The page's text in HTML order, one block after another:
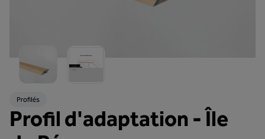
Profilés
Profil d'adaptation - Île